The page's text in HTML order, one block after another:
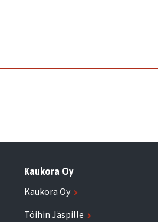
Kaukora Oy
Kaukora Oy
Töihin Jäspille